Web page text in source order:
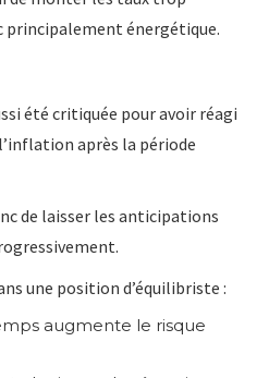
principalement énergétique.
été critiquée pour avoir réagi
après la période
de laisser les anticipations
une position d’équilibriste :
augmente le risque